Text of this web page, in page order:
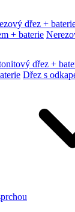
dřez +
+ baterie
dřez +
Dřez s